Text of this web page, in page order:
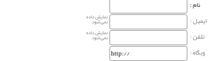
نام‌ :
ایمیل :
نمایش داده
نمی‌شود
تلفن : نمایش داده
نمی‌شود
وبگاه‌ :